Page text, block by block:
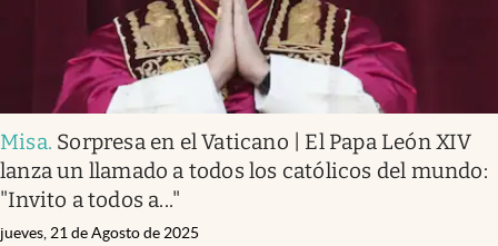
Misa. Sorpresa en el Vaticano | El Papa León XIV
lanza un llamado a todos los católicos del mundo:
"Invito a todos a..."
jueves, 21 de Agosto de 2025